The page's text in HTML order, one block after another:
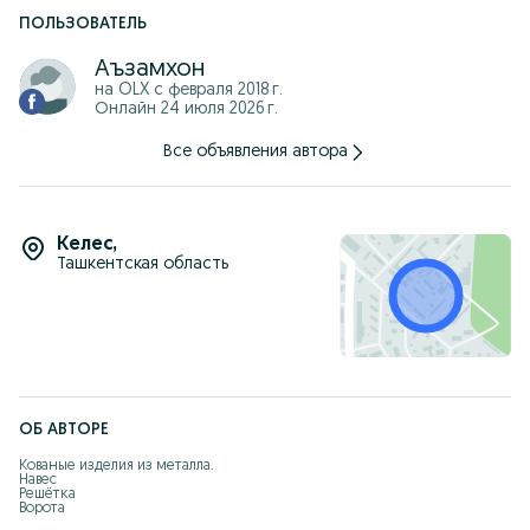
Ўзбекистон Республикаси қонунчилиги асосида ёзма
кўрсатилган сифат ва муддат талабларига мувофиқ
бажарилади.
Инстаграм: kovka_naves_leksan
ПОЛЬЗОВАТЕЛЬ
Аъзамхон
на OLX с февраля 2018 г.
Онлайн 24 июля 2026 г.
Все объявления автора
Келес,
Ташкентская область
ОБ АВТОРЕ
Кованые изделия из металла.
Навес
Решётка
Ворота